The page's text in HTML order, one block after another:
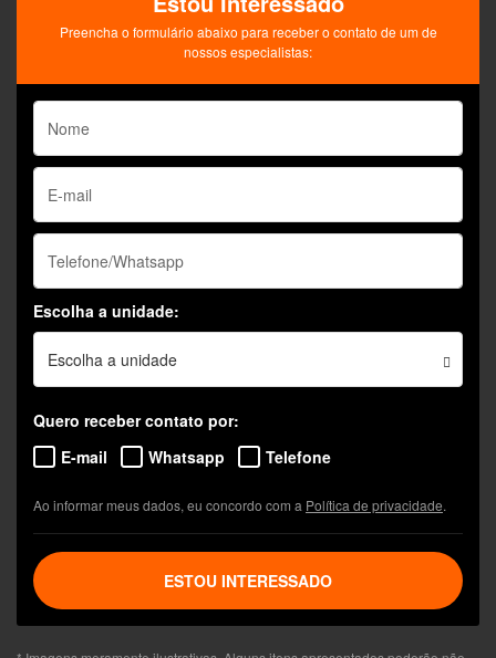
Preencha o formulário abaixo para receber o contato de um de
nossos especialistas:
Escolha a unidade:
Escolha a unidade
Quero receber contato por:
E-mail
Whatsapp Telefone
Ao informar meus dados, eu concordo com a Política de privacidade.
ESTOU INTERESSADO